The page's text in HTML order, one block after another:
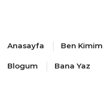
Anasayfa Ben Kimim
Blogum Bana Yaz